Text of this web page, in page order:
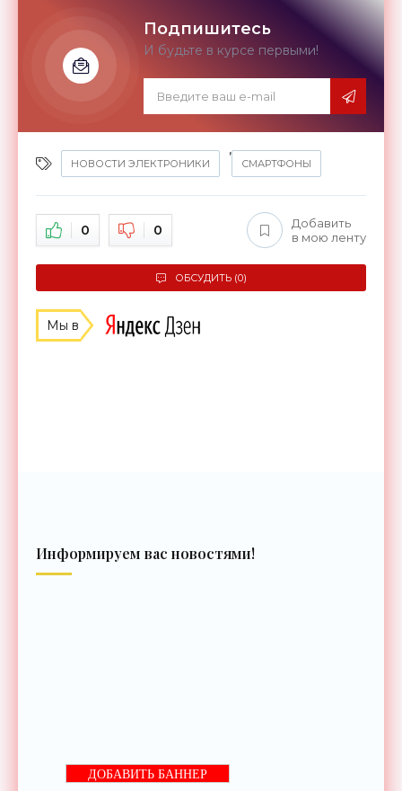
Подпишитесь
И будьте в курсе первыми!
НОВОСТИ ЭЛЕКТРОНИКИ
,
СМАРТФОНЫ
0 0
Добавить
в мою ленту
ОБСУДИТЬ (0)
Мы в
Информируем вас новостями!
ДОБАВИТЬ БАННЕР